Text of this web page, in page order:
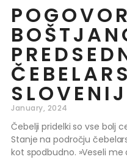
January, 2024
Čebelji pridelki so vse bolj
Stanje na področju
kot spodbudno. »Veseli me